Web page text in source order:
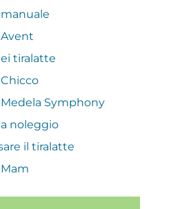
tiralatte
Symphony
noleggio
il tiralatte